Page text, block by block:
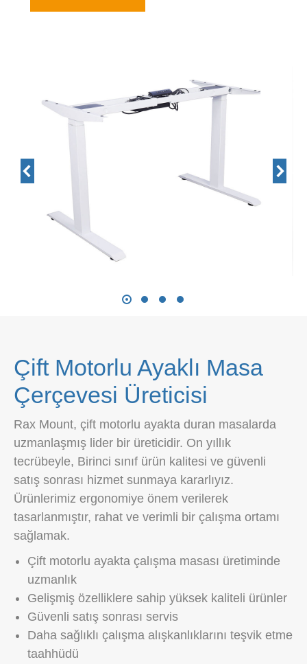
Çift Motorlu Ayaklı Masa
Çerçevesi Üreticisi
Rax Mount, çift motorlu ayakta duran masalarda
uzmanlaşmış lider bir üreticidir. On yıllık
tecrübeyle, Birinci sınıf ürün kalitesi ve güvenli
satış sonrası hizmet sunmaya kararlıyız.
Ürünlerimiz ergonomiye önem verilerek
tasarlanmıştır, rahat ve verimli bir çalışma ortamı
sağlamak.
Çift motorlu ayakta çalışma masası üretiminde
uzmanlık
Gelişmiş özelliklere sahip yüksek kaliteli ürünler
Güvenli satış sonrası servis
Daha sağlıklı çalışma alışkanlıklarını teşvik etme
taahhüdü